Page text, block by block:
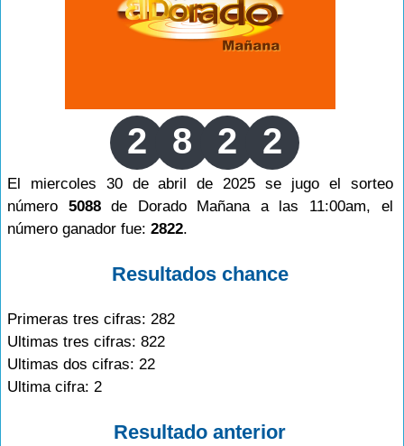
2 8 2 2
El miercoles 30 de abril de 2025 se jugo el sorteo
número 5088de Dorado Mañana a las 11:00am, el
número ganador fue: 2822.
Resultados chance
Primeras tres cifras: 282
Ultimas tres cifras: 822
Ultimas dos cifras: 22
Ultima cifra: 2
Resultado anterior